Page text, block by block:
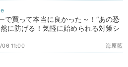
で買って本当に良かった～！“あの恐
に防げる！気軽に始められる対策シ
海原藍
11:00